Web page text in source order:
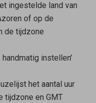
ingestelde land van
of op de
de tijdzone
instellen’
het aantal uur
tijdzone en GMT